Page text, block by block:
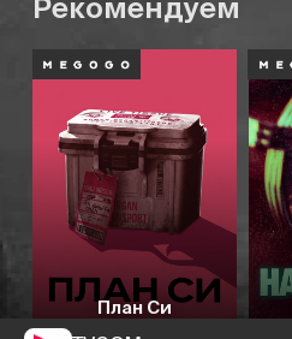
Рекомендуем
План Си